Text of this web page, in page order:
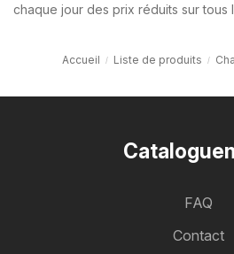
chaque jour des prix réduits sur tous
Accueil Liste de produits
FAQ
Contact